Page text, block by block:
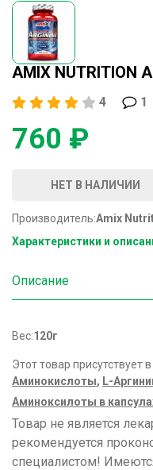
AMIX NUTRITION
4 1
760 ₽
НЕТ В НАЛИЧИИ
Производитель:Amix
Характеристики и
Описание
Вес:120г
Этот товар присутствует
Аминокислоты, L-
Аминоксилоты в
Товар не является
рекомендуется
специалистом!